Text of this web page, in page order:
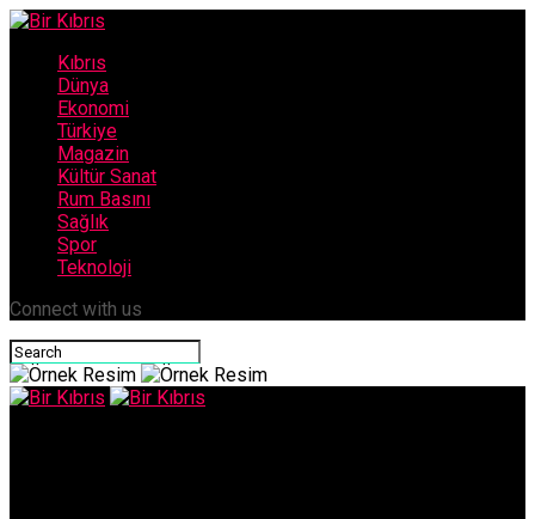
Kıbrıs
Dünya
Ekonomi
Türkiye
Magazin
Kültür Sanat
Rum Basını
Sağlık
Spor
Teknoloji
Connect with us